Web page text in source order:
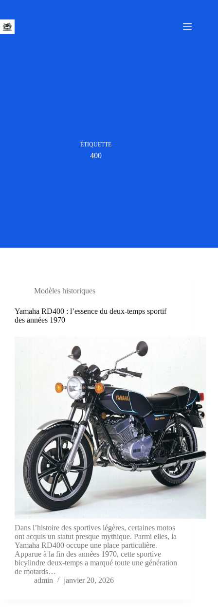
contenu
ÉTIQUETTE
400
Modèles historiques
Yamaha RD400 : l’essence du deux-temps sportif
des années 1970
Dans l’histoire des sportives légères, certaines motos
ont acquis un statut presque mythique. Parmi elles, la
Yamaha RD400 occupe une place particulière.
Apparue à la fin des années 1970, cette sportive
bicylindre deux-temps a marqué toute une génération
de motards…
admin
janvier 20, 2026